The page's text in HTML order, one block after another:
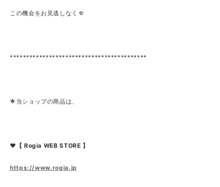
この機会をお見逃しなく☆
******************************************
🌟当ショップの商品は、
❤【 Rogia WEB STORE 】
https://www.rogia.jp